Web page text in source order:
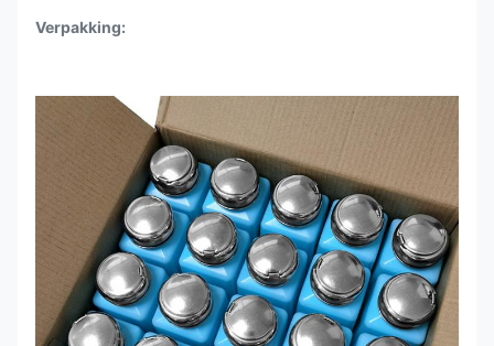
Verpakking: